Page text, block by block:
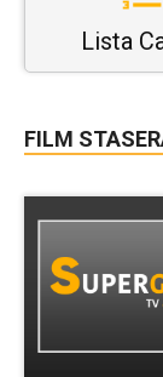
Lista
FILM